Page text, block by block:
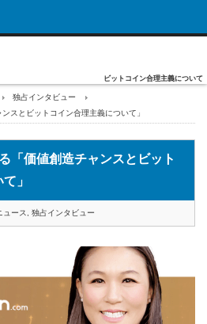
ビットコイン合理主義について
独占インタビュー
スとビットコイン合理主義について」
「価値創造チャンスとビット
」
ュース 独占インタビュー